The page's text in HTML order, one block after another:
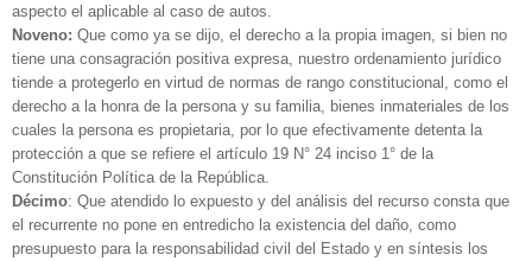
aspecto el aplicable al caso de autos.
Noveno: Que como ya se dijo, el derecho a la propia imagen, si bien no
tiene una consagración positiva expresa, nuestro ordenamiento jurídico
tiende a protegerlo en virtud de normas de rango constitucional, como el
derecho a la honra de la persona y su familia, bienes inmateriales de los
cuales la persona es propietaria, por lo que efectivamente detenta la
protección a que se refiere el artículo 19 N° 24 inciso 1° de la
Constitución Política de la República.
Décimo: Que atendido lo expuesto y del análisis del recurso consta que
el recurrente no pone en entredicho la existencia del daño, como
presupuesto para la responsabilidad civil del Estado y en síntesis los